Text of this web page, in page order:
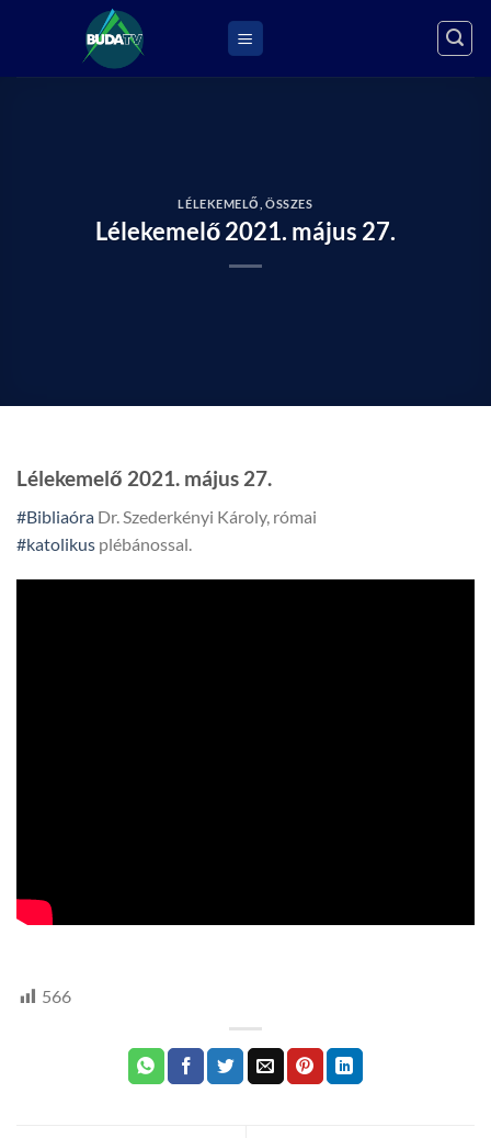
LÉLEKEMELŐ ,ÖSSZES
Lélekemelő 2021. május 27.
Lélekemelő 2021. május 27.
#Bibliaóra Dr. Szederkényi Károly, római
#katolikus plébánossal.
566